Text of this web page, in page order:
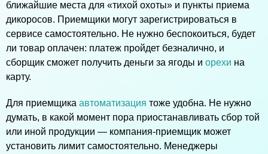
ближайшие места для «тихой охоты» и пункты приема
дикоросов. Приемщики могут зарегистрироваться в
сервисе самостоятельно. Не нужно беспокоиться, будет
ли товар оплачен: платеж пройдет безналично, и
сборщик сможет получить деньги за ягоды и орехи на
карту.
Для приемщика автоматизация тоже удобна. Не нужно
думать, в какой момент пора приостанавливать сбор той
или иной продукции — компания-приемщик может
установить лимит самостоятельно. Менеджеры